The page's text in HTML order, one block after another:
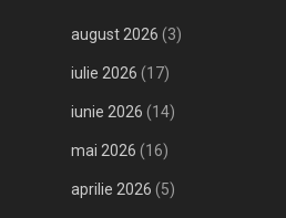
august 2026 (3)
iulie 2026 (17)
iunie 2026 (14)
mai 2026 (16)
aprilie 2026 (5)